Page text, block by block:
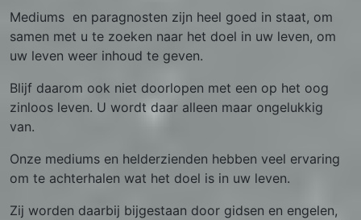
Mediums en paragnosten zijn heel goed in staat, om
samen met u te zoeken naar het doel in uw leven, om
uw leven weer inhoud te geven.
Blijf daarom ook niet doorlopen met een op het oog
zinloos leven. U wordt daar alleen maar ongelukkig
van.
Onze mediums en helderzienden hebben veel ervaring
om te achterhalen wat het doel is in uw leven.
Zij worden daarbij bijgestaan door gidsen en engelen,